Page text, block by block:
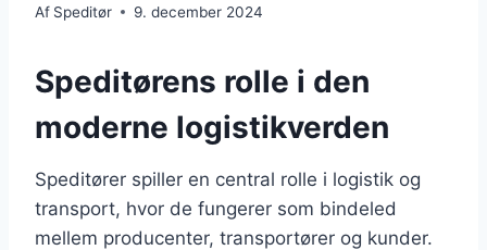
Af Speditør 9. december 2024
Speditørens rolle i den
moderne logistikverden
Speditører spiller en central rolle i logistik og
transport, hvor de fungerer som bindeled
mellem producenter, transportører og kunder.